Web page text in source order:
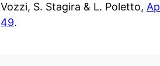
Vozzi, S. Stagira & L. Poletto,
49.